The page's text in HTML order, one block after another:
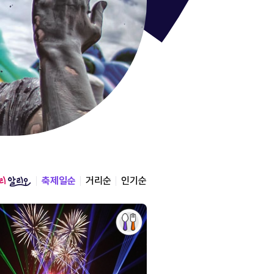
통영한
축제일순 거리순 인기순